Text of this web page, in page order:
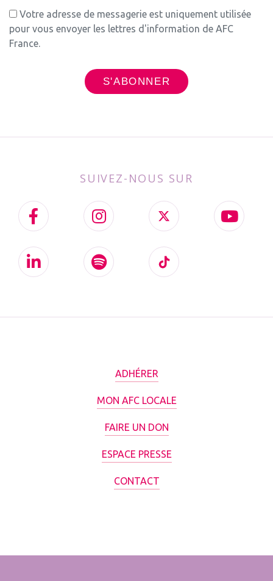
Votre adresse de messagerie est uniquement utilisée
pour vous envoyer les lettres d'information de AFC
France.
SUIVEZ-NOUS SUR
ADHÉRER
MON AFC LOCALE
FAIRE UN DON
ESPACE PRESSE
CONTACT